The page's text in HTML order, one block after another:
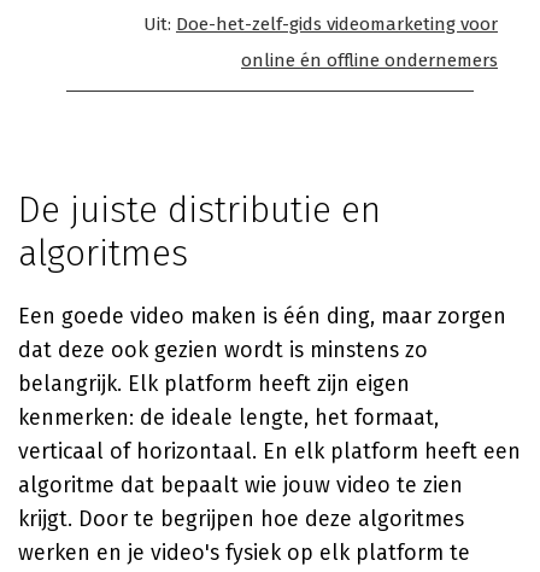
Uit: Doe-het-zelf-gids videomarketing voor
online én offline ondernemers
De juiste distributie en
algoritmes
Een goede video maken is één ding, maar zorgen
dat deze ook gezien wordt is minstens zo
belangrijk. Elk platform heeft zijn eigen
kenmerken: de ideale lengte, het formaat,
verticaal of horizontaal. En elk platform heeft een
algoritme dat bepaalt wie jouw video te zien
krijgt. Door te begrijpen hoe deze algoritmes
werken en je video's fysiek op elk platform te